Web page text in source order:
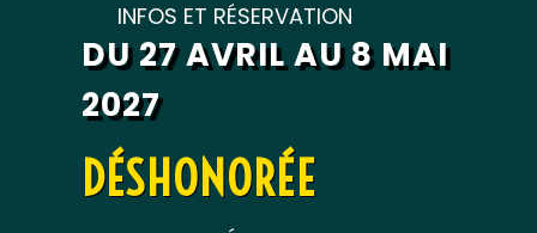
INFOS ET RÉSERVATION
DU 27 AVRIL AU 8 MAI
2027
DÉSHONORÉE